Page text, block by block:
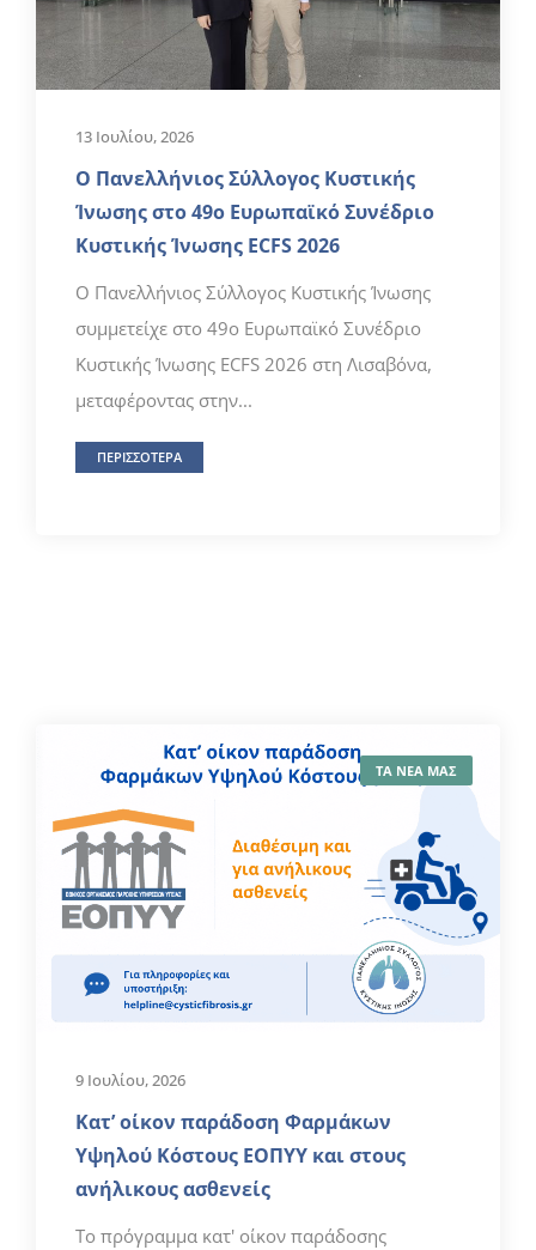
13 Ιουλίου, 2026
Ο Πανελλήνιος Σύλλογος Κυστικής
Ίνωσης στο 49ο Ευρωπαϊκό Συνέδριο
Κυστικής Ίνωσης ECFS 2026
Ο Πανελλήνιος Σύλλογος Κυστικής Ίνωσης
συμμετείχε στο 49ο Ευρωπαϊκό Συνέδριο
Κυστικής Ίνωσης ECFS 2026 στη Λισαβόνα,
μεταφέροντας στην...
ΠΕΡΙΣΣΟΤΕΡΑ
ΤΑ ΝΕΑ ΜΑΣ
9 Ιουλίου, 2026
Κατ’ οίκον παράδοση Φαρμάκων
Υψηλού Κόστους ΕΟΠΥΥ και στους
ανήλικους ασθενείς
Το πρόγραμμα κατ' οίκον παράδοσης